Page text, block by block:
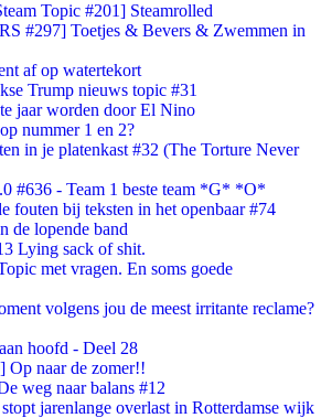
Topic #201] Steamrolled
#297] Toetjes & Bevers & Zwemmen in
af op watertekort
Trump nieuws topic #31
jaar worden door El Nino
nummer 1 en 2?
in je platenkast #32 (The Torture Never
#636 - Team 1 beste team *G* *O*
fouten bij teksten in het openbaar #74
de lopende band
Lying sack of shit.
met vragen. En soms goede
volgens jou de meest irritante reclame?
hoofd - Deel 28
Op naar de zomer!!
weg naar balans #12
jarenlange overlast in Rotterdamse wijk